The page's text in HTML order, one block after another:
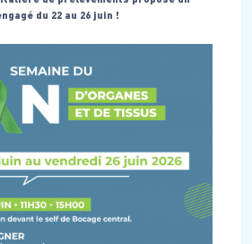
du 22 au 26 juin !